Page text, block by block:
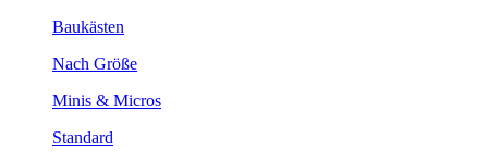
Baukästen
Nach Größe
Minis & Micros
Standard